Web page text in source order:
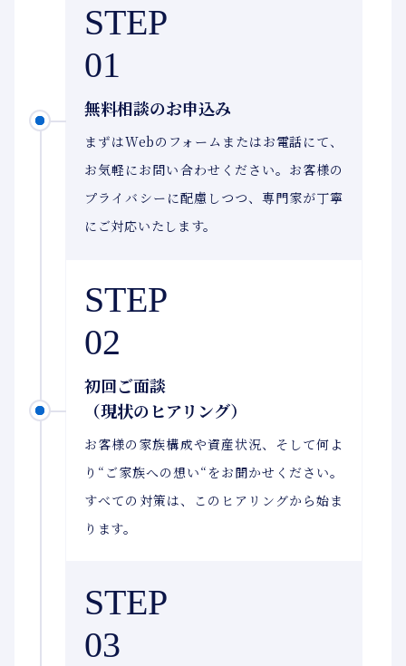
STEP
01
無料相談のお申込み
まずはWebのフォームまたはお電話にて、
お気軽にお問い合わせください。お客様の
プライバシーに配慮しつつ、専門家が丁寧
にご対応いたします。
STEP
02
初回ご面談
（現状のヒアリング）
お客様の家族構成や資産状況、そして何よ
り“ご家族への想い“をお聞かせください。
すべての対策は、このヒアリングから始ま
ります。
STEP
03